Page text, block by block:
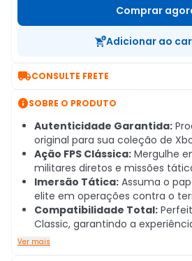
Comprar
Adicionar ao
CONSULTE FRETE
SOBRE O PRODUTO
Autenticidade Garantida:
original para sua coleção de
Ação FPS Clássica: Mergulhe
militares diretos e missões
Imersão Tática: Assuma o
elite em operações contra o
Compatibilidade Total:
Classic, garantindo a
Ver mais